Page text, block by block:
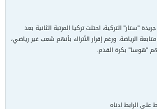
"ستار" التركية، احتلت تركيا المرتبة الثانية بعد
الرياضة. ورغم إقرار الأتراك بأنهم شعب غير رياضي،
"هوسا" بكرة القدم.
على الرابط ادناه